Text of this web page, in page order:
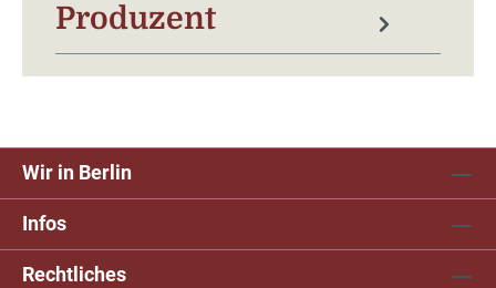
Produzent
Wir in Berlin
Infos
Rechtliches